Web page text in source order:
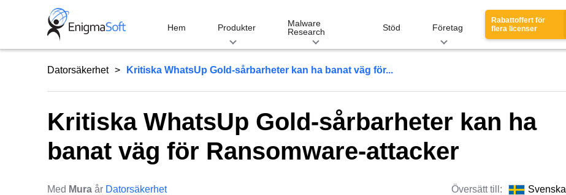
Hem Produkter
Malware
Research
Stöd Företag
Rabattoffert för
flera licenser
Datorsäkerhet Kritiska WhatsUp Gold-sårbarheter kan ha banat väg för...
Kritiska WhatsUp Gold-sårbarheter kan ha
banat väg för Ransomware-attacker
Med Mura år Datorsäkerhet Översätt till: Svenska